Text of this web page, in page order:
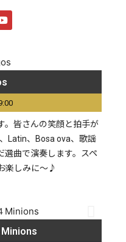
。皆さんの笑顔と拍手が
Latin、Bosa ova、歌謡
選曲で演奏します。スペ
楽しみに～♪